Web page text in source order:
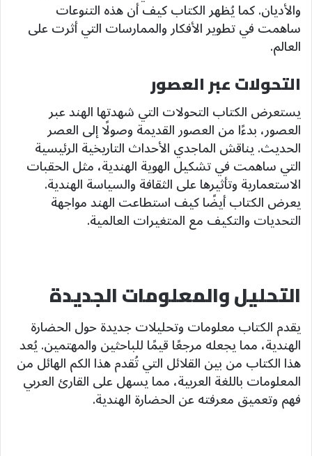
والأديان. كما يُظهر الكتاب كيف أن هذه التنوعات
ساهمت في تطوير الأفكار والممارسات التي أثرت على
العالم.
التحولات عبر العصور
يستعرض الكتاب التحولات التي شهدتها الهند عبر
العصور، بدءًا من العصور القديمة وصولًا إلى العصر
الحديث. يناقش الماجدي الأحداث التاريخية الرئيسية
التي ساهمت في تشكيل الهوية الهندية، مثل الحقبات
الاستعمارية وتأثيرها على الثقافة والسياسة الهندية.
يعرض الكتاب أيضًا كيف استطاعت الهند مواجهة
التحديات والتكيف مع المتغيرات العالمية.
التحليل والمعلومات الجديدة
يقدم الكتاب معلومات وتحليلات جديدة حول الحضارة
الهندية، مما يجعله مرجعًا قيمًا للباحثين والمهتمين. يُعد
هذا الكتاب من بين القلائل التي تُقدم هذا الكم الهائل من
المعلومات باللغة العربية، مما يسهل على القارئ العربي
فهم وتعميق معرفته عن الحضارة الهندية.